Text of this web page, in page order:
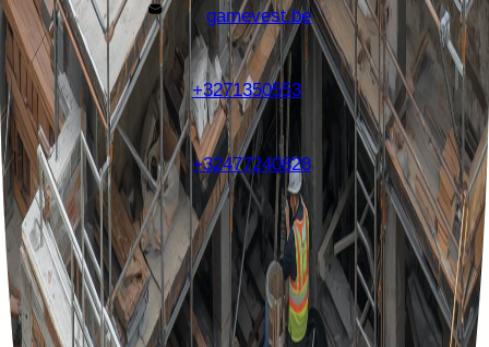
gamevest.be
+3271350553
+32477240828